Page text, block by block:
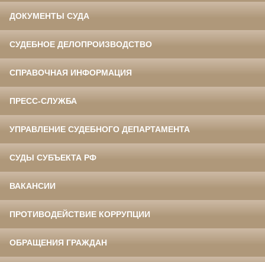
ДОКУМЕНТЫ СУДА
СУДЕБНОЕ ДЕЛОПРОИЗВОДСТВО
СПРАВОЧНАЯ ИНФОРМАЦИЯ
ПРЕСС-СЛУЖБА
УПРАВЛЕНИЕ СУДЕБНОГО ДЕПАРТАМЕНТА
СУДЫ СУБЪЕКТА РФ
ВАКАНСИИ
ПРОТИВОДЕЙСТВИЕ КОРРУПЦИИ
ОБРАЩЕНИЯ ГРАЖДАН